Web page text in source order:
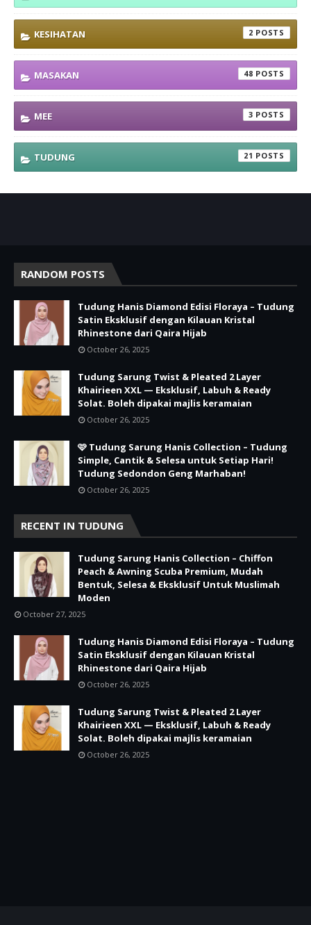
KESIHATAN 2
MASAKAN 48
MEE 3
TUDUNG 21
RANDOM POSTS
Tudung Hanis Diamond Edisi Floraya – Tudung
Satin Eksklusif dengan Kilauan Kristal
Rhinestone dari Qaira Hijab
October 26, 2025
Tudung Sarung Twist & Pleated 2 Layer
Khairieen XXL — Eksklusif, Labuh & Ready
Solat. Boleh dipakai majlis keramaian
October 26, 2025
🩷 Tudung Sarung Hanis Collection – Tudung
Simple, Cantik & Selesa untuk Setiap Hari!
Tudung Sedondon Geng Marhaban!
October 26, 2025
RECENT IN TUDUNG
Tudung Sarung Hanis Collection – Chiffon
Peach & Awning Scuba Premium, Mudah
Bentuk, Selesa & Eksklusif Untuk Muslimah
Moden
October 27, 2025
Tudung Hanis Diamond Edisi Floraya – Tudung
Satin Eksklusif dengan Kilauan Kristal
Rhinestone dari Qaira Hijab
October 26, 2025
Tudung Sarung Twist & Pleated 2 Layer
Khairieen XXL — Eksklusif, Labuh & Ready
Solat. Boleh dipakai majlis keramaian
October 26, 2025